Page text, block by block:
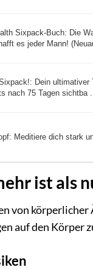
Sixpack-Buch: Die
es jeder Mann!
Dein
nach 75 Tagen sichtba
Meditiere dich stark
ist als
von
auf den Körper